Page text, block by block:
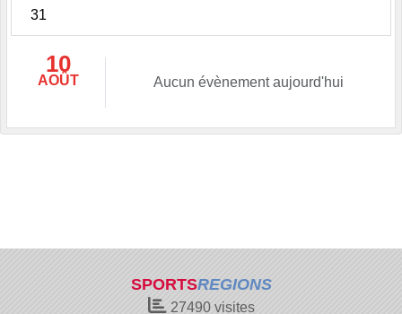
31
10
AOÛT Aucun évènement aujourd'hui
SPORTSREGIONS
27490visites